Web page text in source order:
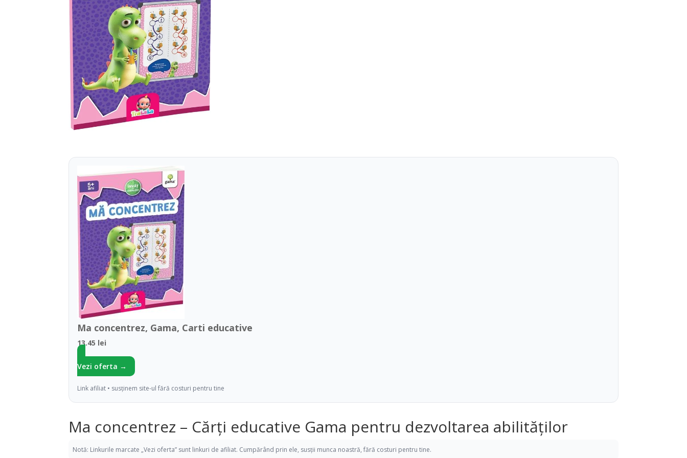
Ma concentrez, Gama, Carti educative
13.45 lei
Vezi oferta →
Link afiliat • susținem site-ul fără costuri pentru tine
Ma concentrez – Cărți educative Gama pentru dezvoltarea abilităților
Notă: Linkurile marcate „Vezi oferta” sunt linkuri de afiliat. Cumpărând prin ele, susții munca noastră, fără costuri pentru tine.